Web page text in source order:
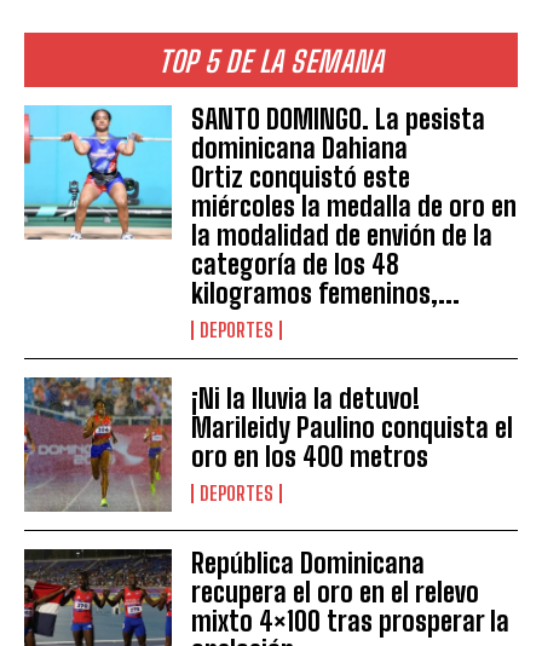
TOP 5 DE LA SEMANA
SANTO DOMINGO. La pesista
dominicana Dahiana
Ortiz conquistó este
miércoles la medalla de oro en
la modalidad de envión de la
categoría de los 48
kilogramos femeninos,...
DEPORTES
¡Ni la lluvia la detuvo!
Marileidy Paulino conquista el
oro en los 400 metros
DEPORTES
República Dominicana
recupera el oro en el relevo
mixto 4×100 tras prosperar la